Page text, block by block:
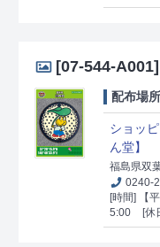
[07-544-A001]
配布場所
ショッ
ん堂】
福島県双
0240-
[時間] 【
5:00
[休